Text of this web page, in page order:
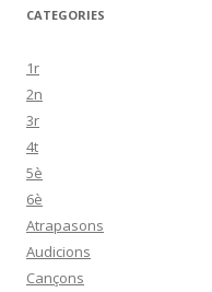
CATEGORIES
1r
2n
3r
4t
5è
6è
Atrapasons
Audicions
Cançons